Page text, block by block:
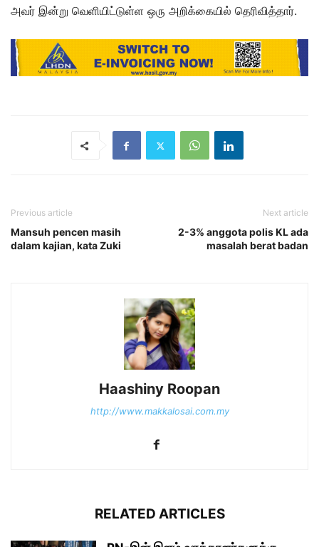
அவர் இன்று வெளியிட்டுள்ள ஒரு அறிக்கையில் தெரிவித்தார்.
Previous article
Mansuh pencen masih
dalam kajian, kata Zuki
Next article
2-3% anggota polis KL ada
masalah berat badan
Haashiny Roopan
http://www.makkalosai.com.my
RELATED ARTICLES